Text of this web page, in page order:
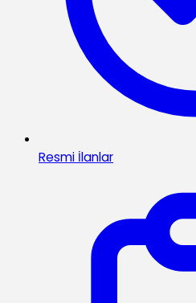
Resmi İlanlar